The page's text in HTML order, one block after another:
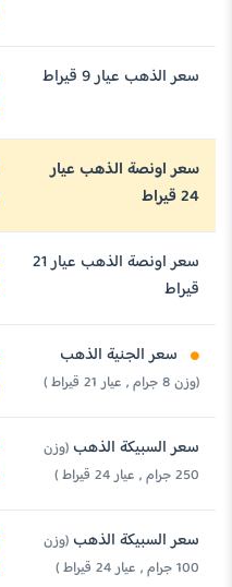
سعر الذهب عيار 9 قيراط
سعر اونصة الذهب عيار
24 قيراط
سعر اونصة الذهب عيار 21
قيراط
سعر الجنية الذهب
(وزن 8 جرام , عيار 21 قيراط )
سعر السبيكة الذهب (وزن
250 جرام , عيار 24 قيراط )
سعر السبيكة الذهب (وزن
100 جرام , عيار 24 قيراط )